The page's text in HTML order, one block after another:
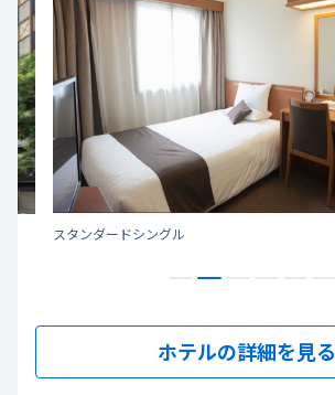
スタンダードシングル
ホテルの詳細を見る